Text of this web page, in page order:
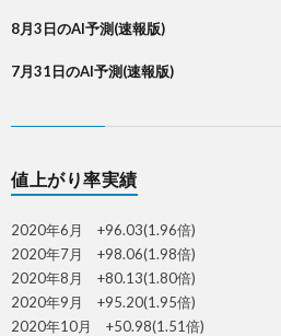
8月3日のAI予測(速報版)
7月31日のAI予測(速報版)
値上がり率実績
2020年6月 +96.03(1.96倍)
2020年7月 +98.06(1.98倍)
2020年8月 +80.13(1.80倍)
2020年9月 +95.20(1.95倍)
2020年10月 +50.98(1.51倍)